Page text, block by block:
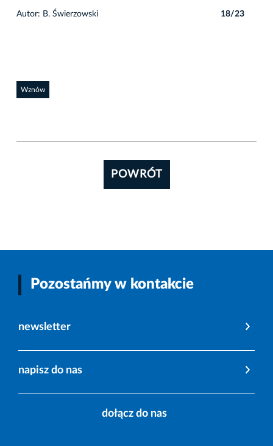
Autor: B. Świerzowski 18/23
Wznów
POWRÓT
Pozostańmy w kontakcie
newsletter
napisz do nas
dołącz do nas